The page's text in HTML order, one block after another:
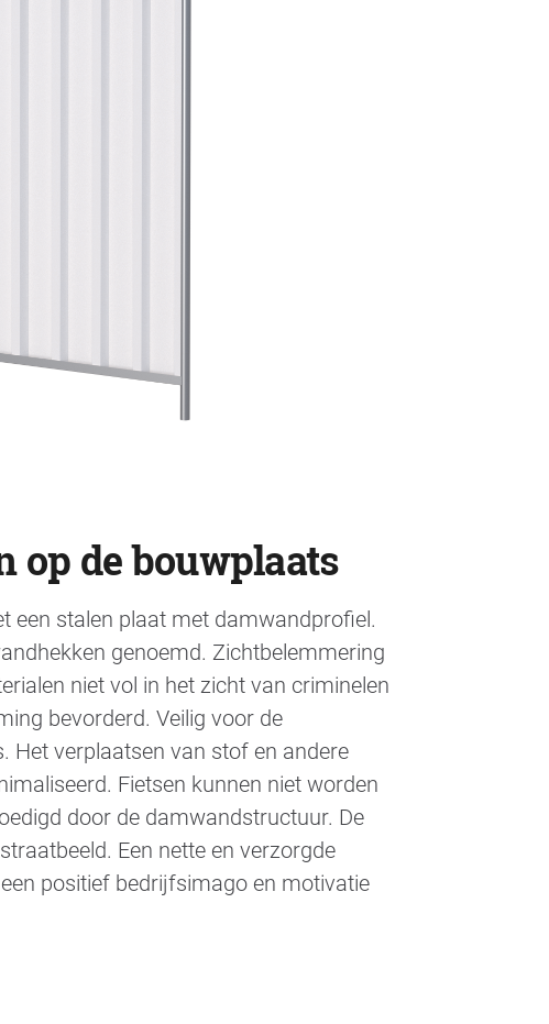
op de bouwplaats
een stalen plaat met damwandprofiel.
genoemd. Zichtbelemmering
niet vol in het zicht van criminelen
bevorderd. Veilig voor de
Het verplaatsen van stof en andere
Fietsen kunnen niet worden
door de damwandstructuur. De
Een nette en verzorgde
positief bedrijfsimago en motivatie